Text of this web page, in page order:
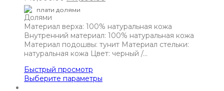
плати долями
Материал верха: 100% натуральная кожа
Внутренний материал: 100% натуральная кожа
Материал подошвы: тунит Материал стельки:
натуральная кожа Цвет: черный /…
Быстрый просмотр
Выберите параметры